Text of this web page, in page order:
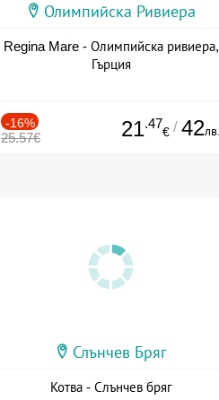
Олимпийска Ривиера
Regina Mare - Олимпийска ривиера,
Гърция
-16%
25.57€ 21.47
€ / 42лв.
Слънчев Бряг
Котва - Слънчев бряг